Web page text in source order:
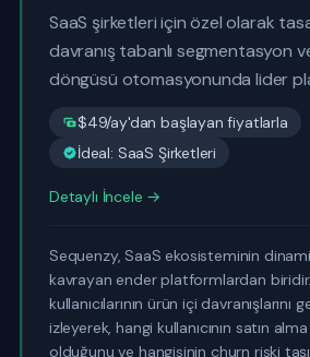
SaaS şirketleri için özel olarak
davranış tabanlı segmentasyon
döngüsü otomasyonunda lider
$49/ay'dan başlayan fiyatlarla
İdeal: SaaS Şirketleri
Detaylı İncele →
Sequenzy, SaaS ekosisteminin
kavrayan ender platformlardan
kullanıcılarının ürün içi davranışlarını
izleyerek, hangi kullanıcının satın alma
olduğunu ve hangisinin churn riski